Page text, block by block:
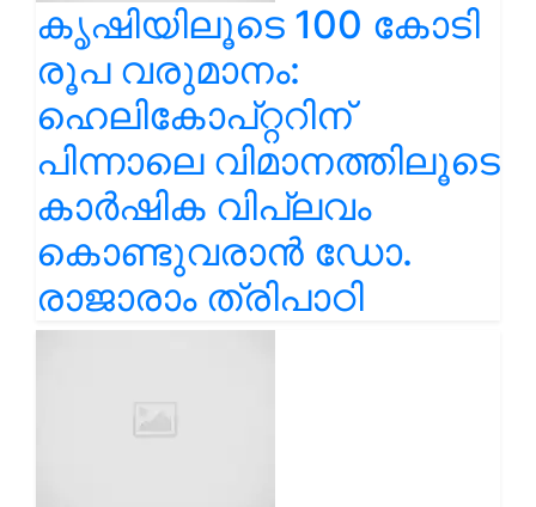
കൃഷിയിലൂടെ 100 കോടി
രൂപ വരുമാനം:
ഹെലികോപ്റ്ററിന്
പിന്നാലെ വിമാനത്തിലൂടെ
കാർഷിക വിപ്ലവം
കൊണ്ടുവരാൻ ഡോ.
രാജാരാം ത്രിപാഠി